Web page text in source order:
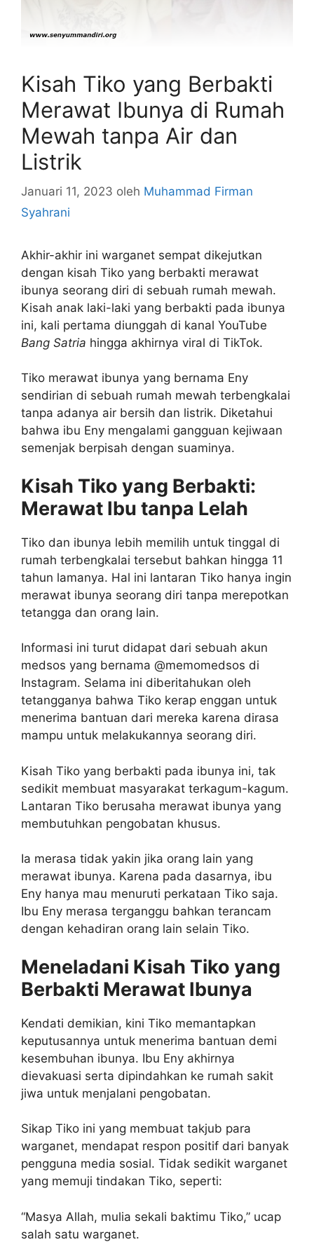
Kisah Tiko yang Berbakti
Merawat Ibunya di Rumah
Mewah tanpa Air dan
Listrik
Januari 11, 2023 oleh Muhammad Firman
Syahrani
Akhir-akhir ini warganet sempat dikejutkan
dengan kisah Tiko yang berbakti merawat
ibunya seorang diri di sebuah rumah mewah.
Kisah anak laki-laki yang berbakti pada ibunya
ini, kali pertama diunggah di kanal YouTube
Bang Satria hingga akhirnya viral di TikTok.
Tiko merawat ibunya yang bernama Eny
sendirian di sebuah rumah mewah terbengkalai
tanpa adanya air bersih dan listrik. Diketahui
bahwa ibu Eny mengalami gangguan kejiwaan
semenjak berpisah dengan suaminya.
Kisah Tiko yang Berbakti:
Merawat Ibu tanpa Lelah
Tiko dan ibunya lebih memilih untuk tinggal di
rumah terbengkalai tersebut bahkan hingga 11
tahun lamanya. Hal ini lantaran Tiko hanya ingin
merawat ibunya seorang diri tanpa merepotkan
tetangga dan orang lain.
Informasi ini turut didapat dari sebuah akun
medsos yang bernama @memomedsos di
Instagram. Selama ini diberitahukan oleh
tetangganya bahwa Tiko kerap enggan untuk
menerima bantuan dari mereka karena dirasa
mampu untuk melakukannya seorang diri.
Kisah Tiko yang berbakti pada ibunya ini, tak
sedikit membuat masyarakat terkagum-kagum.
Lantaran Tiko berusaha merawat ibunya yang
membutuhkan pengobatan khusus.
Ia merasa tidak yakin jika orang lain yang
merawat ibunya. Karena pada dasarnya, ibu
Eny hanya mau menuruti perkataan Tiko saja.
Ibu Eny merasa terganggu bahkan terancam
dengan kehadiran orang lain selain Tiko.
Meneladani Kisah Tiko yang
Berbakti Merawat Ibunya
Kendati demikian, kini Tiko memantapkan
keputusannya untuk menerima bantuan demi
kesembuhan ibunya. Ibu Eny akhirnya
dievakuasi serta dipindahkan ke rumah sakit
jiwa untuk menjalani pengobatan.
Sikap Tiko ini yang membuat takjub para
warganet, mendapat respon positif dari banyak
pengguna media sosial. Tidak sedikit warganet
yang memuji tindakan Tiko, seperti:
“Masya Allah, mulia sekali baktimu Tiko,” ucap
salah satu warganet.